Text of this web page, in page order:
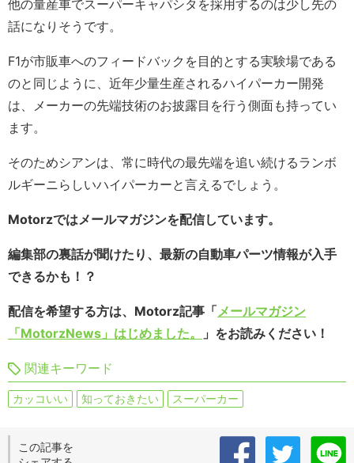
他の量産車でスーパーキャパシタを採用するのは少し先の
話になりそうです。
F1が市販車へのフィードバックを目的とする実験場である
のと同じように、近年少量生産されるハイパーカー開発
は、メーカーの先端技術のお披露目を行う側面も持ってい
ます。
そのためシアンは、常に時代の最先端を追い続けるランボ
ルギーニらしいハイパーカーと言えるでしょう。
Motorzではメールマガジンを配信しています。
編集部の裏話が聞けたり、最新の自動車パーツ情報が入手
できるかも！？
配信を希望する方は、Motorz記事「メールマガジン
「MotorzNews」はじめました。
」をお読みください！
関連キーワード
カッコいい 知っておきたい スーパーカー
この記事を